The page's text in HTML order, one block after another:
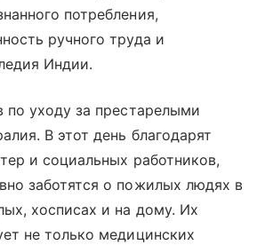
потребления,
ручного труда и
Индии.
по уходу за престарелыми
В этот день благодарят
и социальных работников,
заботятся о пожилых людях в
хосписах и на дому. Их
не только медицинских